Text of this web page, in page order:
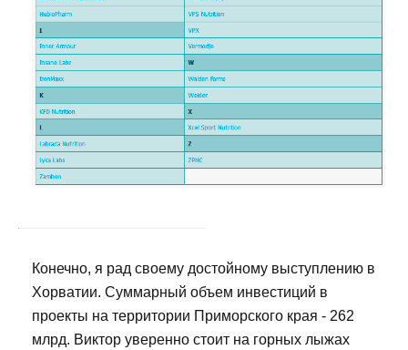
Конечно, я рад своему достойному выступлению в
Хорватии. Суммарный объем инвестиций в
проекты на территории Приморского края - 262
млрд. Виктор уверенно стоит на горных лыжах